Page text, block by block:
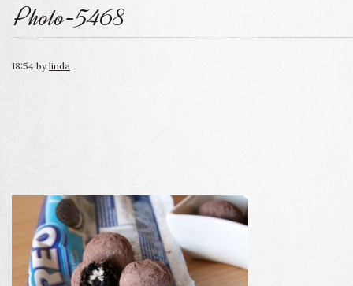
Photo-5468
18:54 bylinda